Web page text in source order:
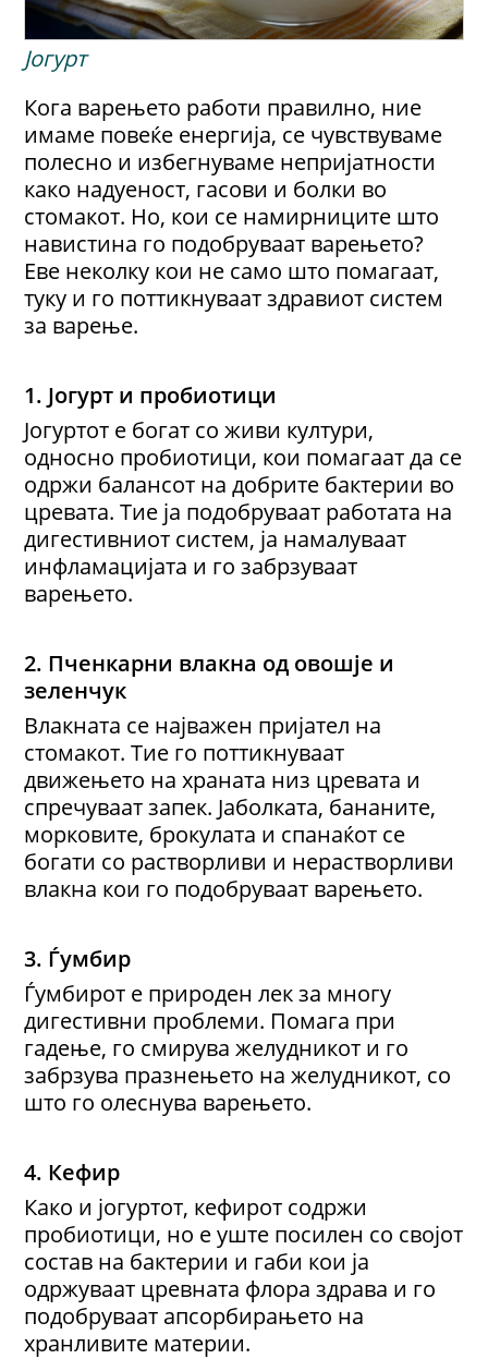
Јогурт
Кога варењето работи правилно, ние
имаме повеќе енергија, се чувствуваме
полесно и избегнуваме непријатности
како надуеност, гасови и болки во
стомакот. Но, кои се намирниците што
навистина го подобруваат варењето?
Еве неколку кои не само што помагаат,
туку и го поттикнуваат здравиот систем
за варење.
1. Јогурт и пробиотици
Јогуртот е богат со живи култури,
односно пробиотици, кои помагаат да се
одржи балансот на добрите бактерии во
цревата. Тие ја подобруваат работата на
дигестивниот систем, ја намалуваат
инфламацијата и го забрзуваат
варењето.
2. Пченкарни влакна од овошје и
зеленчук
Влакната се најважен пријател на
стомакот. Тие го поттикнуваат
движењето на храната низ цревата и
спречуваат запек. Јаболката, бананите,
морковите, брокулата и спанаќот се
богати со растворливи и нерастворливи
влакна кои го подобруваат варењето.
3. Ѓумбир
Ѓумбирот е природен лек за многу
дигестивни проблеми. Помага при
гадење, го смирува желудникот и го
забрзува празнењето на желудникот, со
што го олеснува варењето.
4. Кефир
Како и јогуртот, кефирот содржи
пробиотици, но е уште посилен со својот
состав на бактерии и габи кои ја
одржуваат цревната флора здрава и го
подобруваат апсорбирањето на
хранливите материи.